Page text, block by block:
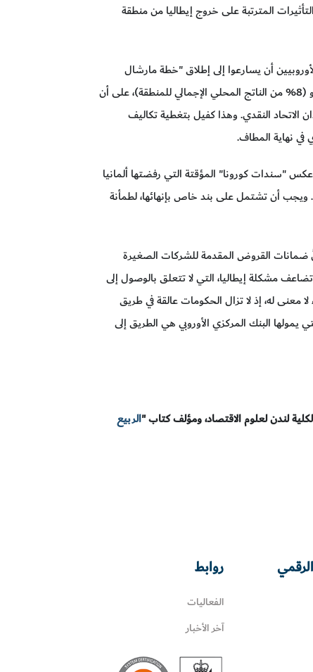
المترتبة على خروج إيطاليا من منطقة
أن يسارعوا إلى إطلاق "خطة مارشال
للتصدي لجائحة كوفيد-19". وبما يتفق مع حجم الأزمة، ينبغي لمنطقة اليورو أن تتعهد بتعبئة ما لا يقل عن تريليون يورو (8% من الناتج المحلي الإجمالي للمنطقة)، على أن
الاتحاد النقدي. وهذا كفيل بتغطية تكاليف
في نهاية المطاف.
"سندات كورونا" المؤقتة التي رفضتها ألمانيا
ويجب أن تشتمل على بند خاص بإنهائها، لطمأنة
أنَّ ضمانات القروض المقدمة للشركات الصغيرة
مشكلة إيطاليا، التي لا تتعلق بالوصول إلى
له، إذ لا تزال الحكومات عالقة في طريق
البنك المركزي الأوروبي هي الطريق إلى
لندن لعلوم الاقتصاد، ومؤلف كتاب "الربيع
روابط
الفعاليات
آخر الأخبار